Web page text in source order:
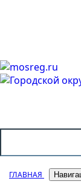
ГЛАВНАЯ